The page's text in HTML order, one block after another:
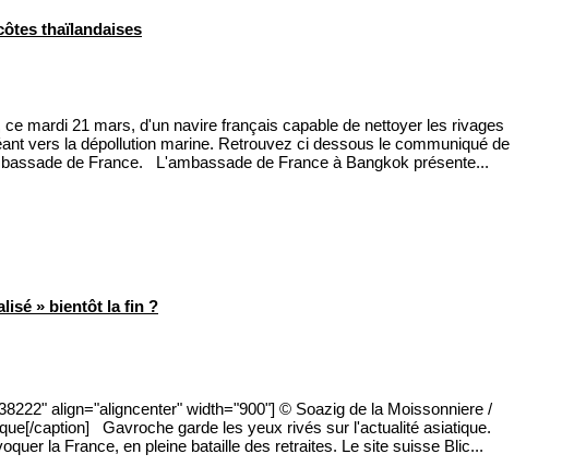
thaïlandaises
mardi 21 mars, d'un navire français capable de nettoyer les rivages
vers la dépollution marine. Retrouvez ci dessous le communiqué de
de France. L'ambassade de France à Bangkok présente...
» bientôt la fin ?
align="aligncenter" width="900"] © Soazig de la Moissonniere /
caption] Gavroche garde les yeux rivés sur l'actualité asiatique.
la France, en pleine bataille des retraites. Le site suisse Blic...